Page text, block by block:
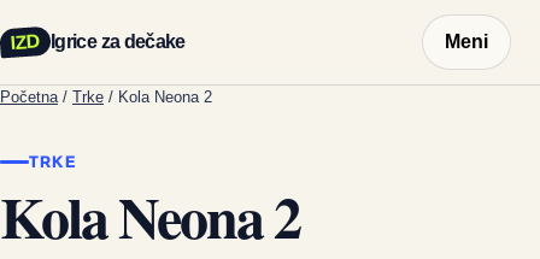
IZD Igrice za dečake Meni
Početna / Trke / Kola Neona 2
TRKE
Kola Neona 2